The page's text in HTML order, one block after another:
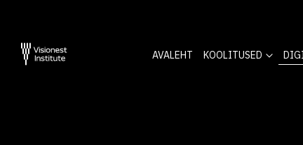
AVALEHT KOOLITUSED